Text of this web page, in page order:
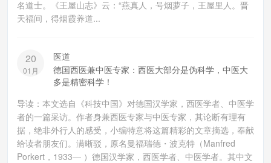
名道士。《王屋山志》云：“燕真人，号烟萝子，王屋里人。晋
天福间，得烟霞养道...
20
01月
医道
德国西医兼中医专家：西医大部分是伪科学，中医大
多是精密科学！
导读：本文选自《科技中国》对德国汉学家，西医学者、中医学
者的一篇采访。作者身兼西医专家与中医专家，其论断有理有
据，绝非外行人的感受，小编特意将这篇精彩的文章摘选，奉献
给读者朋友们。满晰驳，原名曼福瑞德・波克特（Manfred
Porkert，1933― ）德国汉学家，西医学者、中医学者。其中文